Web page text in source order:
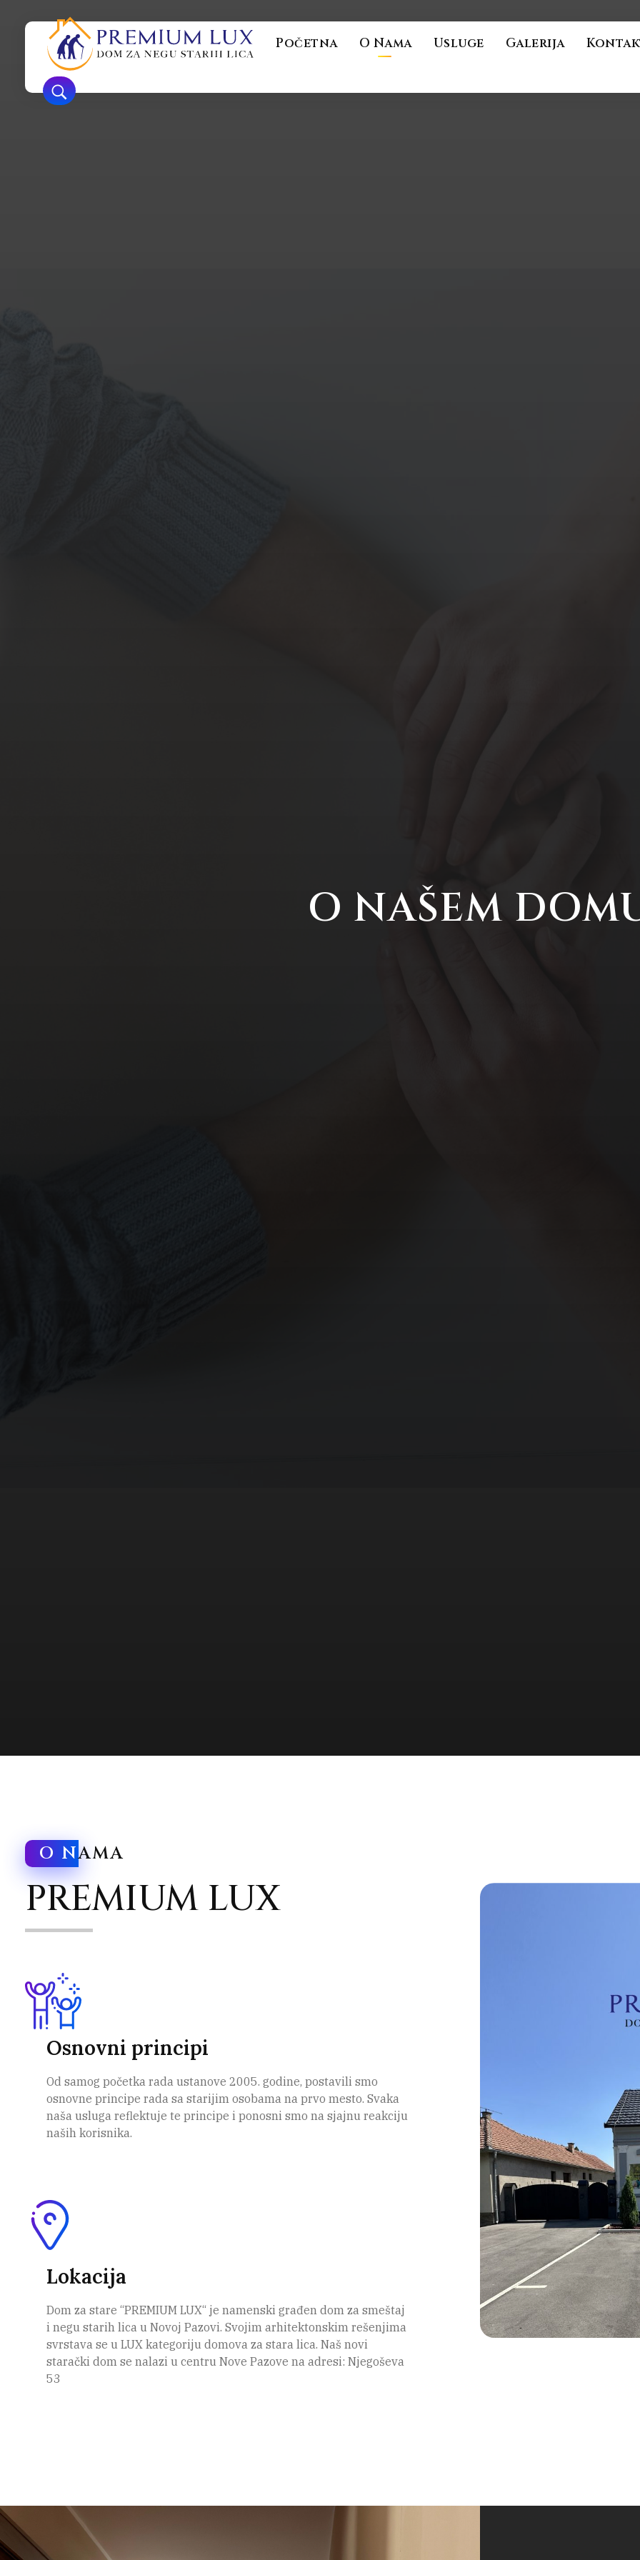
Premium Lux
Početna O Nama Usluge Galerija
O NAŠEM
O NAMA
PREMIUM LUX
Osnovni principi
Od samog početka rada ustanove 2005. godine, postavili smo
osnovne principe rada sa starijim osobama na prvo mesto. Svaka
naša usluga reflektuje te principe i ponosni smo na sjajnu reakciju
naših korisnika.
Lokacija
Dom za stare “PREMIUM LUX“ je namenski građen dom za smeštaj
i negu starih lica u Novoj Pazovi. Svojim arhitektonskim rešenjima
svrstava se u LUX kategoriju domova za stara lica. Naš novi
starački dom se nalazi u centru Nove Pazove na adresi: Njegoševa
53